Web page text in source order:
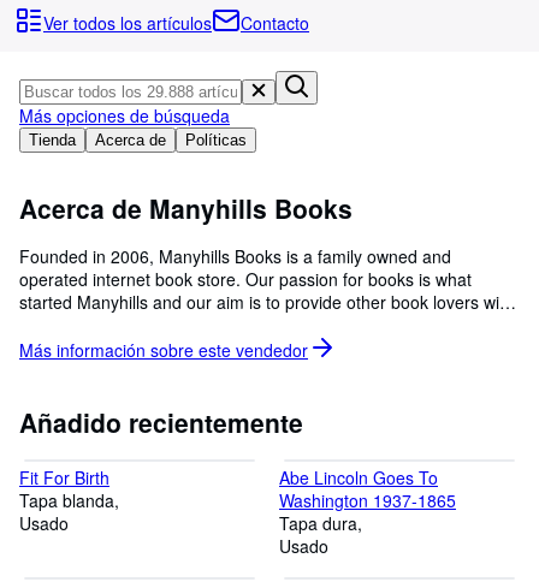
Colecciones
Arte y coleccionismo
Vendedores
Ayuda
CERRAR
Ver todos los artículos
Contacto
Tienda Acerca de Políticas
Más opciones de búsqueda
Acerca de Manyhills Books
Founded in 2006, Manyhills Books is a family owned and
operated internet book store. Our passion for books is what
started Manyhills and our aim is to provide other book lovers with
to browse through our fully categorized inventory of new and
collectible books. Manyhills Books is a long time member of
BookPeople (Australian Book Sellers Association) and is a 2023
Más información sobre este vendedor
Añadido recientemente
Fit For Birth
Tapa blanda
Usado
Abe Lincoln Goes To
Washington 1937-1865
Tapa dura
Usado